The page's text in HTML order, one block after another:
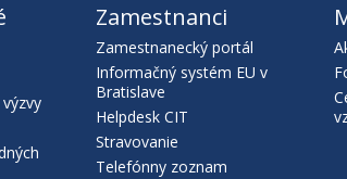
Zamestnanci
Zamestnanecký portál
Informačný systém EU v
Bratislave
Helpdesk CIT
Stravovanie
Telefónny zoznam